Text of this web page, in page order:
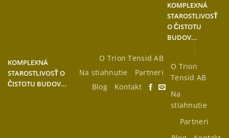
KOMPLEXNÁ
STAROSTLIVOSŤ O
ČISTOTU BUDOV...
O Trion Tensid AB
Na stiahnutie
Partneri
Blog
Kontakt
KOMPLEXNÁ
STAROSTLIVOSŤ
O ČISTOTU
BUDOV...
O Trion
Tensid AB
Na
stiahnutie
Partneri